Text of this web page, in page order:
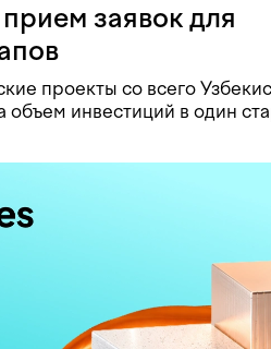
заявок для
проекты со всего
объем инвестиций в один